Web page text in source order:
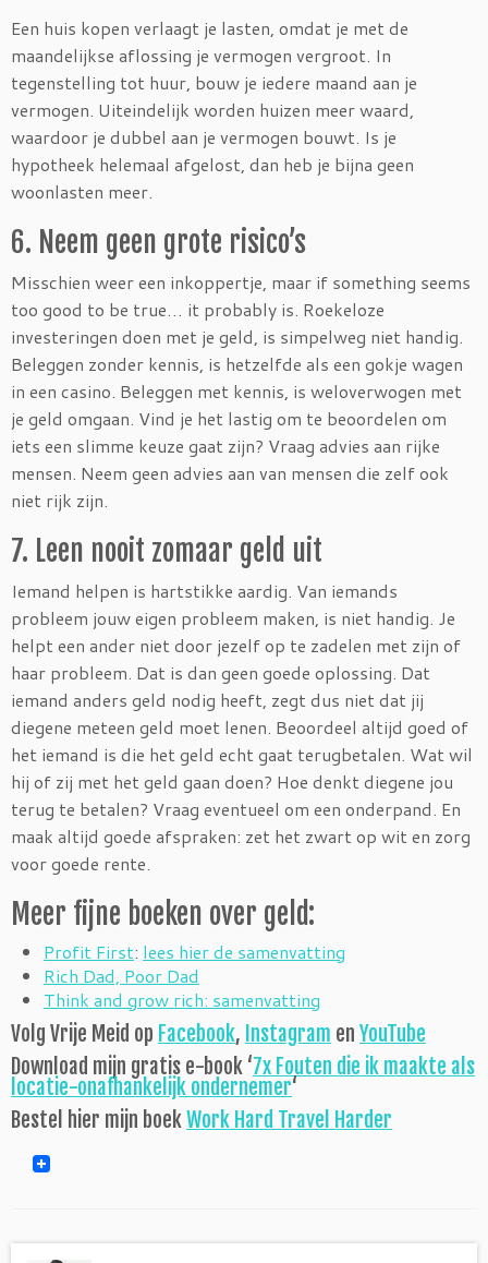
Een huis kopen verlaagt je lasten, omdat je met de
maandelijkse aflossing je vermogen vergroot. In
tegenstelling tot huur, bouw je iedere maand aan je
vermogen. Uiteindelijk worden huizen meer waard,
waardoor je dubbel aan je vermogen bouwt. Is je
hypotheek helemaal afgelost, dan heb je bijna geen
woonlasten meer.
6. Neem geen grote risico’s
Misschien weer een inkoppertje, maar if something seems
too good to be true… it probably is. Roekeloze
investeringen doen met je geld, is simpelweg niet handig.
Beleggen zonder kennis, is hetzelfde als een gokje wagen
in een casino. Beleggen met kennis, is weloverwogen met
je geld omgaan. Vind je het lastig om te beoordelen om
iets een slimme keuze gaat zijn? Vraag advies aan rijke
mensen. Neem geen advies aan van mensen die zelf ook
niet rijk zijn.
7. Leen nooit zomaar geld uit
Iemand helpen is hartstikke aardig. Van iemands
probleem jouw eigen probleem maken, is niet handig. Je
helpt een ander niet door jezelf op te zadelen met zijn of
haar probleem. Dat is dan geen goede oplossing. Dat
iemand anders geld nodig heeft, zegt dus niet dat jij
diegene meteen geld moet lenen. Beoordeel altijd goed of
het iemand is die het geld echt gaat terugbetalen. Wat wil
hij of zij met het geld gaan doen? Hoe denkt diegene jou
terug te betalen? Vraag eventueel om een onderpand. En
maak altijd goede afspraken: zet het zwart op wit en zorg
voor goede rente.
Meer fijne boeken over geld:
Profit First: lees hier de samenvatting
Rich Dad, Poor Dad
Think and grow rich: samenvatting
Volg Vrije Meid op Facebook, Instagram en YouTube
Download mijn gratis e-book ‘7x Fouten die ik maakte als
locatie-onafhankelijk ondernemer‘
Bestel hier mijn boekWork Hard Travel Harder